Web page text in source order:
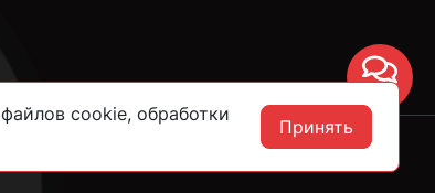
cookie, обработки
Принять